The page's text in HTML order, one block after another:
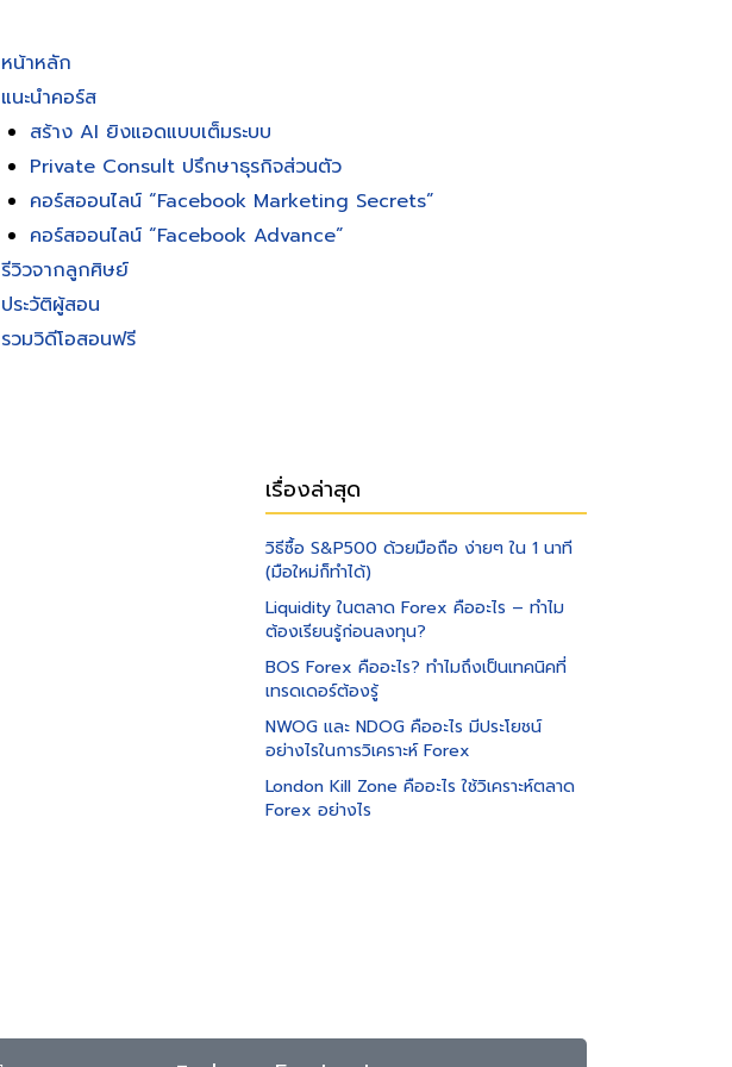
หน้าหลัก
แนะนำคอร์ส
สร้าง AI ยิงแอดแบบเต็มระบบ
Private Consult ปรึกษาธุรกิจส่วนตัว
คอร์สออนไลน์ “Facebook Marketing Secrets”
คอร์สออนไลน์ “Facebook Advance”
รีวิวจากลูกศิษย์
ประวัติผู้สอน
รวมวิดีโอสอนฟรี
เรื่องล่าสุด
วิธีซื้อ S&P500 ด้วยมือถือ ง่ายๆ ใน 1 นาที
(มือใหม่ก็ทำได้)
Liquidity ในตลาด Forex คืออะไร – ทำไม
ต้องเรียนรู้ก่อนลงทุน?
BOS Forex คืออะไร? ทำไมถึงเป็นเทคนิคที่
เทรดเดอร์ต้องรู้
NWOG และ NDOG คืออะไร มีประโยชน์
อย่างไรในการวิเคราะห์ Forex
London Kill Zone คืออะไร ใช้วิเคราะห์ตลาด
Forex อย่างไร